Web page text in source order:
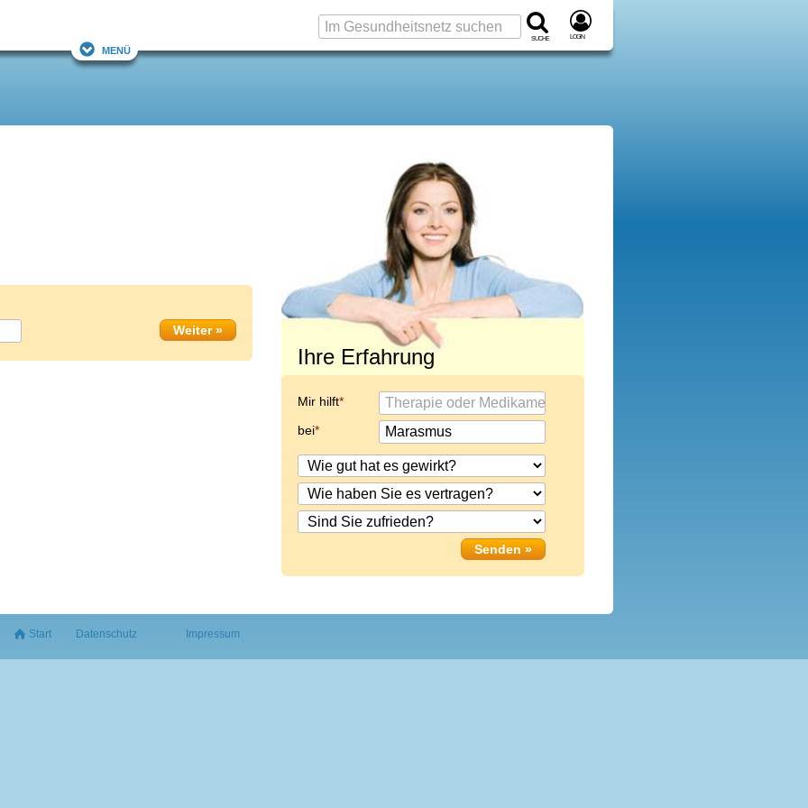
Suche Login
Menü
Ihre Erfahrung
Mir hilft
bei
Start Datenschutz Impressum